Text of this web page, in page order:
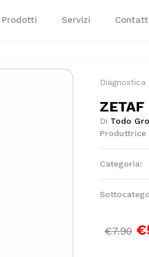
Prodotti Servizi
Diagnostica
ZETAF
Di Todo
Produttrice
Categoria:
€7.90